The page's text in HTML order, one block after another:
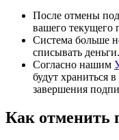
После отмены
вашего текущего
Система больше
списывать деньги.
Согласно нашим
будут храниться
завершения
Как отменить